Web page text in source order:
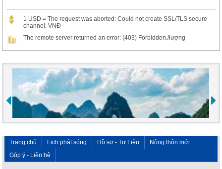
1 USD = The request was aborted: Could not create SSL/TLS secure
channel. VNĐ
The remote server returned an error: (403) Forbidden./lượng
Trang chủ Lịch phát sóng Hồ sơ - Tư Liệu
Nông thôn mới
Góp ý - Liên hệ